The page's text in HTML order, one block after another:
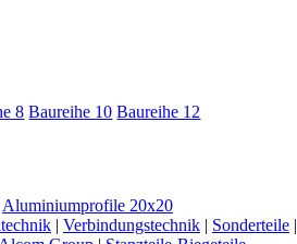
8 Baureihe 10 Baureihe 12
Aluminiumprofile 20x20
| Verbindungstechnik| Sonderteile|